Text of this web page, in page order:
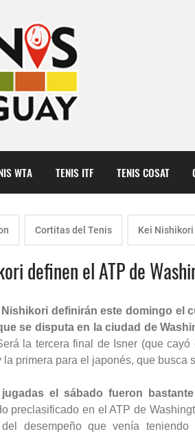
WTA TENIS ITF TENIS COSAT
Cortitas del Tenis Kei Nishikori
definen el ATP de
definirán este domingo el
se disputa en la ciudad de
la tercera final de Isner (que
la primera para el japonés, que busca
el sábado fueron
preclasificado en el ATP de
desempeño que venía